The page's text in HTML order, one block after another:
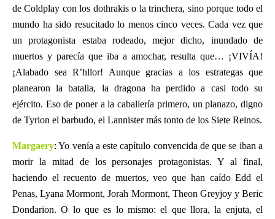
de Coldplay con los dothrakis o la trinchera, sino porque todo el
mundo ha sido resucitado lo menos cinco veces. Cada vez que
un protagonista estaba rodeado, mejor dicho, inundado de
muertos y parecía que iba a amochar, resulta que… ¡VIVÍA!
¡Alabado sea R’hllor! Aunque gracias a los estrategas que
planearon la batalla, la dragona ha perdido a casi todo su
ejército. Eso de poner a la caballería primero, un planazo, digno
de Tyrion el barbudo, el Lannister más tonto de los Siete Reinos.
Margaery: Yo venía a este capítulo convencida de que se iban a
morir la mitad de los personajes protagonistas. Y al final,
haciendo el recuento de muertos, veo que han caído Edd el
Penas, Lyana Mormont, Jorah Mormont, Theon Greyjoy y Beric
Dondarion. O lo que es lo mismo: el que llora, la enjuta, el